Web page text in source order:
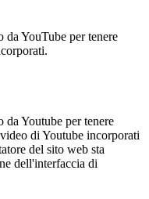
da YouTube per tenere
da Youtube per tenere
di Youtube incorporati
del sito web sta
dell'interfaccia di